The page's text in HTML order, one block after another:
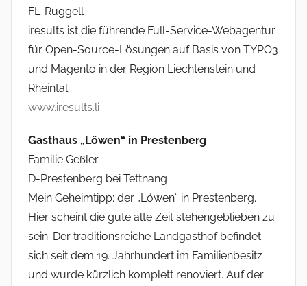
FL-Ruggell
iresults ist die führende Full-Service-Webagentur
für Open-Source-Lösungen auf Basis von TYPO3
und Magento in der Region Liechtenstein und
Rheintal.
www.iresults.li
Gasthaus „Löwen“ in Prestenberg
Familie Geßler
D-Prestenberg bei Tettnang
Mein Geheimtipp: der „Löwen“ in Prestenberg.
Hier scheint die gute alte Zeit stehengeblieben zu
sein. Der traditionsreiche Landgasthof befindet
sich seit dem 19. Jahrhundert im Familienbesitz
und wurde kürzlich komplett renoviert. Auf der